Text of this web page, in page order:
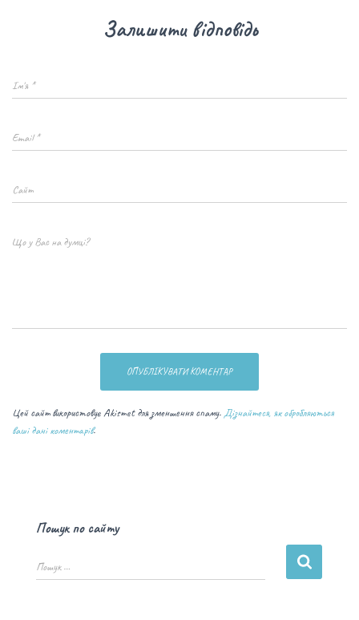
Залишити відповідь
Ім'я *
Email*
Сайт
Що у Вас на думці?
Цей сайт використовує Akismet для зменшення спаму. Дізнайтеся, як обробляються
ваші дані коментарів.
Пошук по сайту
Пошук …